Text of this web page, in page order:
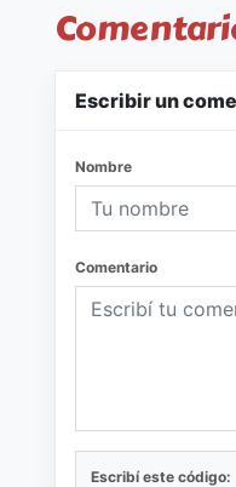
Escribir un
Nombre
Comentario
Escribí este código: